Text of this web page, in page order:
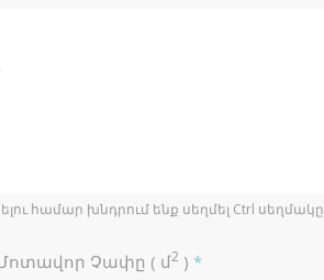
համար խնդրում ենք սեղմել Ctrl սեղմակը
Չափը ( մ2 ) *